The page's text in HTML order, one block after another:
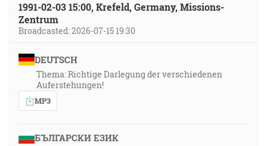
1991-02-03 15:00, Krefeld, Germany, Missions-
Zentrum
Broadcasted: 2026-07-15 19:30
DEUTSCH
Thema: Richtige Darlegung der verschiedenen
Auferstehungen!
MP3
БЪЛГАРСКИ ЕЗИК